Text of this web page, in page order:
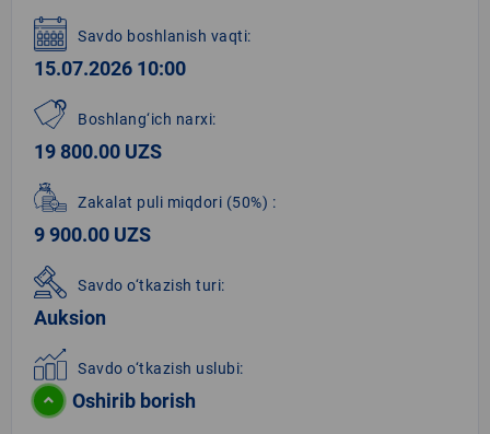
Savdo boshlanish vaqti:
15.07.2026 10:00
Boshlang‘ich narxi:
19 800.00 UZS
Zakalat puli miqdori (50%) :
9 900.00 UZS
Savdo o‘tkazish turi:
Auksion
Savdo o‘tkazish uslubi:
Oshirib borish